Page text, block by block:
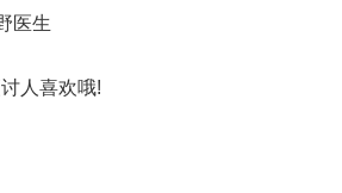
医生
人喜欢哦!